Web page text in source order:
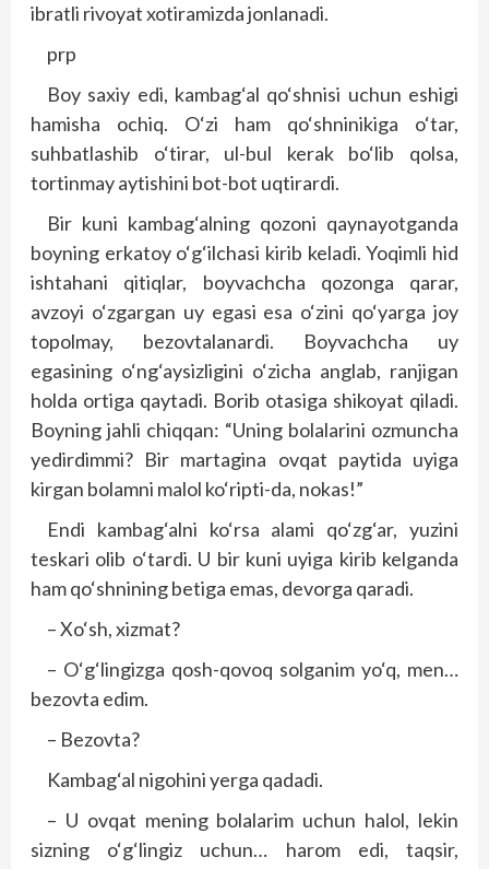
ibratli rivoyat xotiramizda jonlanadi.
prp
Boy saxiy edi, kambag‘al qo‘shnisi uchun eshigi
hamisha ochiq. O‘zi ham qo‘shninikiga o‘tar,
suhbatlashib o‘tirar, ul-bul kerak bo‘lib qolsa,
tortinmay aytishini bot-bot uqtirardi.
Bir kuni kambag‘alning qozoni qaynayotganda
boyning erkatoy o‘g‘ilchasi kirib keladi. Yoqimli hid
ishtahani qitiqlar, boyvachcha qozonga qarar,
avzoyi o‘zgargan uy egasi esa o‘zini qo‘yarga joy
topolmay, bezovtalanardi. Boyvachcha uy
egasining o‘ng‘aysizligini o‘zicha anglab, ranjigan
holda ortiga qaytadi. Borib otasiga shikoyat qiladi.
Boyning jahli chiqqan: “Uning bolalarini ozmuncha
yedirdimmi? Bir martagina ovqat paytida uyiga
kirgan bolamni malol ko‘ripti-da, nokas!”
Endi kambag‘alni ko‘rsa alami qo‘zg‘ar, yuzini
teskari olib o‘tardi. U bir kuni uyiga kirib kelganda
ham qo‘shnining betiga emas, devorga qaradi.
– Xo‘sh, xizmat?
– O‘g‘lingizga qosh-qovoq solganim yo‘q, men…
bezovta edim.
– Bezovta?
Kambag‘al nigohini yerga qadadi.
– U ovqat mening bolalarim uchun halol, lekin
sizning o‘g‘lingiz uchun… harom edi, taqsir,